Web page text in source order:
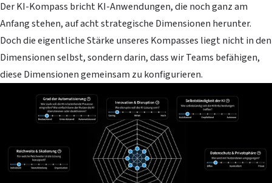
Der KI-Kompass bricht KI-Anwendungen, die noch ganz am
Anfang stehen, auf acht strategische Dimensionen herunter.
Doch die eigentliche Stärke unseres Kompasses liegt nicht in den
Dimensionen selbst, sondern darin, dass wir Teams befähigen,
diese Dimensionengemeinsam zu konfigurieren.